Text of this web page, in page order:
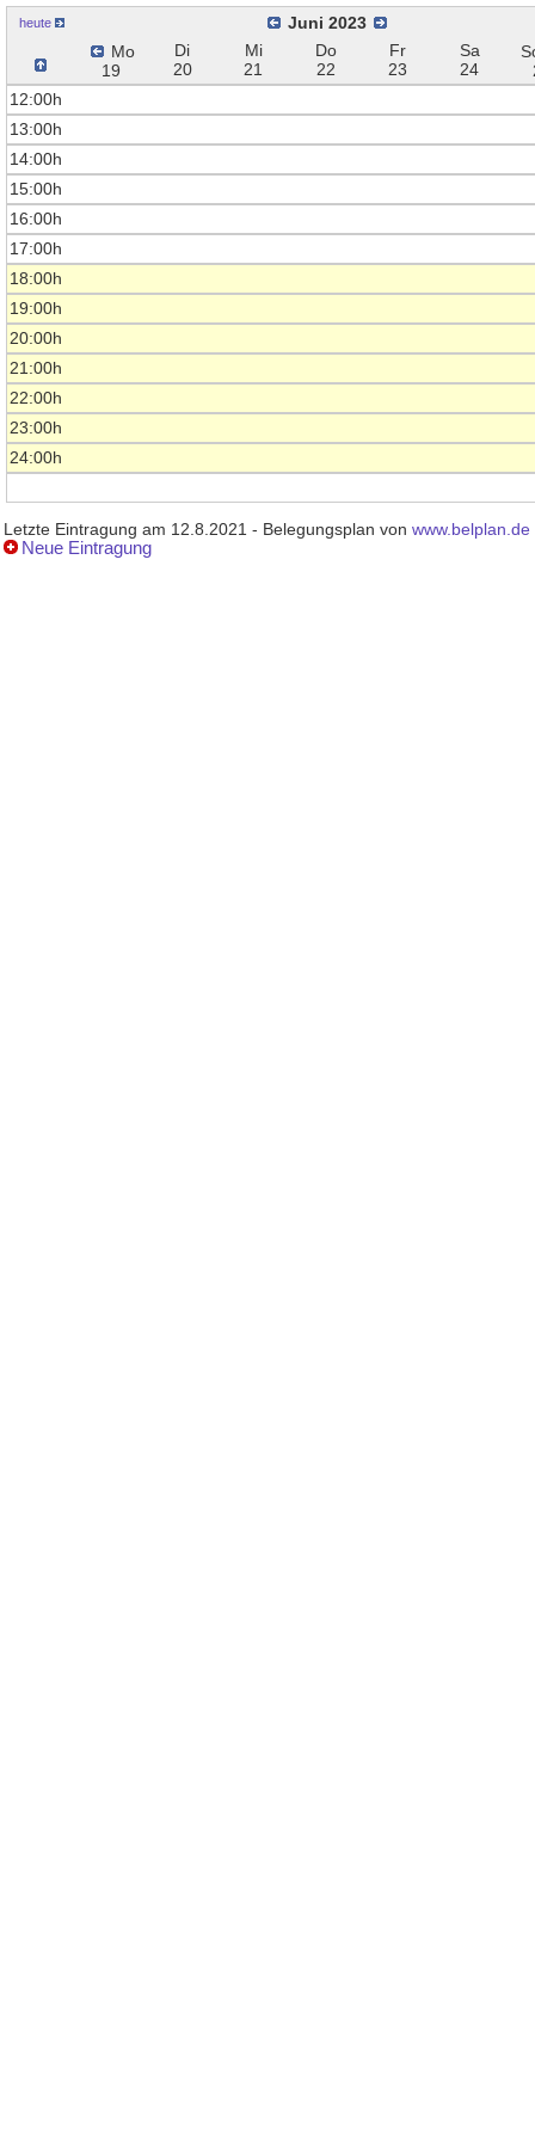
heute
Juni 2023
Mo
19
Di
20
Mi
21
Do
22
Fr
23
Sa
24
12:00h
13:00h
14:00h
15:00h
16:00h
17:00h
18:00h
19:00h
20:00h
21:00h
22:00h
23:00h
24:00h
Letzte Eintragung am 12.8.2021 - Belegungsplan von www.belplan.de
Neue Eintragung